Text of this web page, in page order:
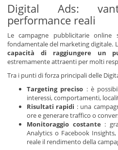
Digital Ads:
performance reali
Le campagne pubblicitarie
fondamentale del marketing digitale.
capacità di raggiungere un
estremamente attraenti per molti
Tra i punti di forza principali delle
Targeting preciso : è
interessi, comportamenti,
Risultati rapidi : una
ore e generare traffico o
Monitoraggio costante :
Analytics o Facebook
reale il rendimento della